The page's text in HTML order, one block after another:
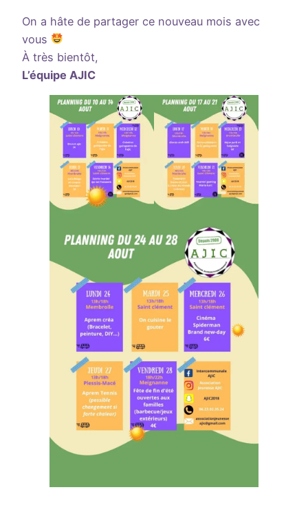
On a hâte de partager ce nouveau mois avec
vous
À très bientôt,
L’équipe AJIC